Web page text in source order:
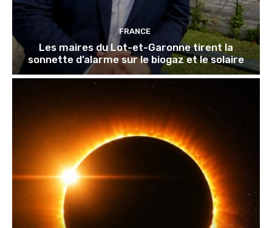
FRANCE
Les maires du Lot-et-Garonne tirent la
sonnette d’alarme sur le biogaz et le solaire